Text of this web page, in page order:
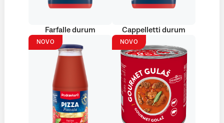
Farfalle durum Cappelletti durum
NOVO NOVO